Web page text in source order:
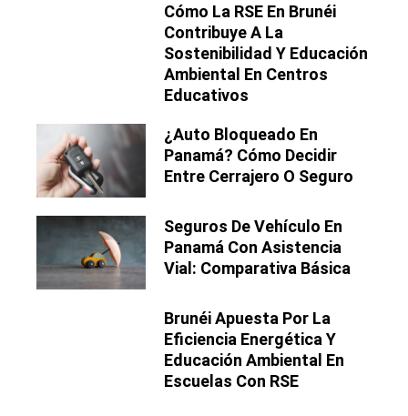
Cómo La RSE En Brunéi
Contribuye A La
Sostenibilidad Y Educación
Ambiental En Centros
Educativos
¿Auto Bloqueado En
Panamá? Cómo Decidir
Entre Cerrajero O Seguro
Seguros De Vehículo En
Panamá Con Asistencia
Vial: Comparativa Básica
Brunéi Apuesta Por La
Eficiencia Energética Y
Educación Ambiental En
Escuelas Con RSE